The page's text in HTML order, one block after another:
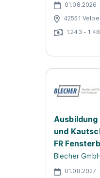
01.08.2026
42551
1.243 -
und
FR
Blecher
01.08.2027